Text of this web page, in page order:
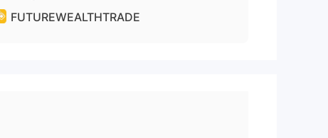
FUTUREWEALTHTRADE